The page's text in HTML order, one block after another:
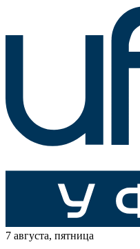
7 августа, пятница